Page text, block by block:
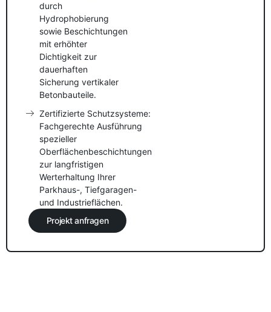
durch
Hydrophobierung
sowie Beschichtungen
mit erhöhter
Dichtigkeit zur
dauerhaften
Sicherung vertikaler
Betonbauteile.
Zertifizierte Schutzsysteme:
Fachgerechte Ausführung
spezieller
Oberflächenbeschichtungen
zur langfristigen
Werterhaltung Ihrer
Parkhaus-, Tiefgaragen-
und Industrieflächen.
Projekt anfragen